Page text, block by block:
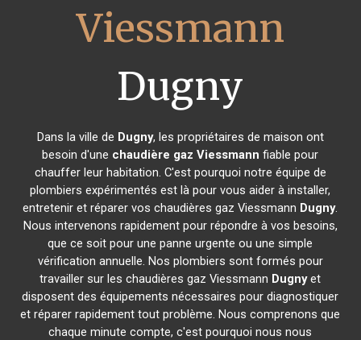
Viessmann
Dugny
Dans la ville de Dugny, les propriétaires de maison ont
besoin d'une chaudière gaz Viessmann fiable pour
chauffer leur habitation. C'est pourquoi notre équipe de
plombiers expérimentés est là pour vous aider à installer,
entretenir et réparer vos chaudières gaz Viessmann Dugny.
Nous intervenons rapidement pour répondre à vos besoins,
que ce soit pour une panne urgente ou une simple
vérification annuelle. Nos plombiers sont formés pour
travailler sur les chaudières gaz Viessmann Dugnyet
disposent des équipements nécessaires pour diagnostiquer
et réparer rapidement tout problème. Nous comprenons que
chaque minute compte, c'est pourquoi nous nous